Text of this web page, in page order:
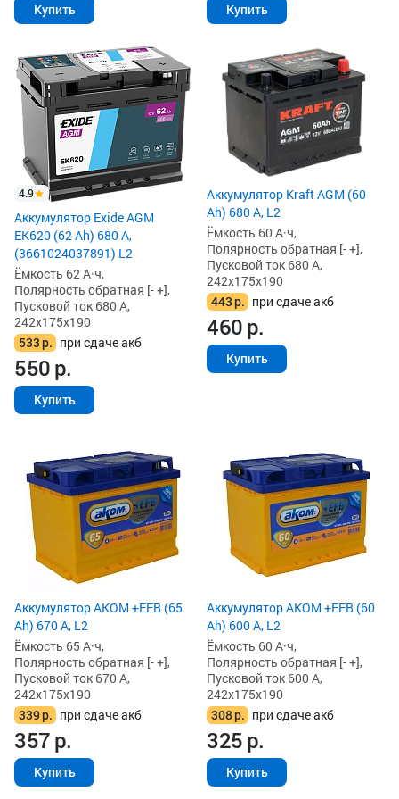
Купить Купить
4.9
Аккумулятор Exide AGM
EK620 (62 Ah) 680 А,
(3661024037891) L2
Ёмкость 62 А·ч,
Полярность обратная [- +],
Пусковой ток 680 А,
242x175x190
533р. при сдаче акб
550р.
Купить
Аккумулятор Kraft AGM (60
Ah) 680 А, L2
Ёмкость 60 А·ч,
Полярность обратная [- +],
Пусковой ток 680 А,
242x175x190
443р. при сдаче акб
460р.
Купить
Аккумулятор AKOM +EFB (65
Ah) 670 А, L2
Ёмкость 65 А·ч,
Полярность обратная [- +],
Пусковой ток 670 А,
242x175x190
339р. при сдаче акб
357р.
Купить
Аккумулятор AKOM +EFB (60
Ah) 600 А, L2
Ёмкость 60 А·ч,
Полярность обратная [- +],
Пусковой ток 600 А,
242x175x190
308р. при сдаче акб
325р.
Купить